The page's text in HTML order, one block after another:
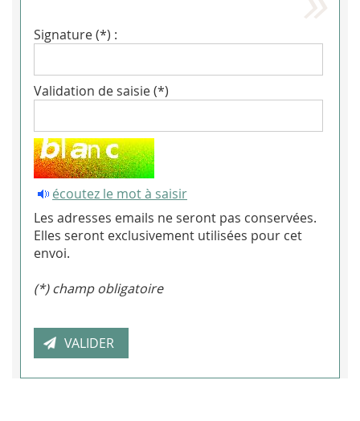
Signature (*) :
Validation de saisie (*)
écoutez le mot à saisir
Les adresses emails ne seront pas conservées.
Elles seront exclusivement utilisées pour cet
envoi.
(*) champ obligatoire